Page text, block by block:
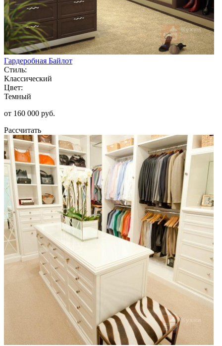
Гардеробная Байлот
Стиль:
Классический
Цвет:
Темный
от 160 000 руб.
Рассчитать